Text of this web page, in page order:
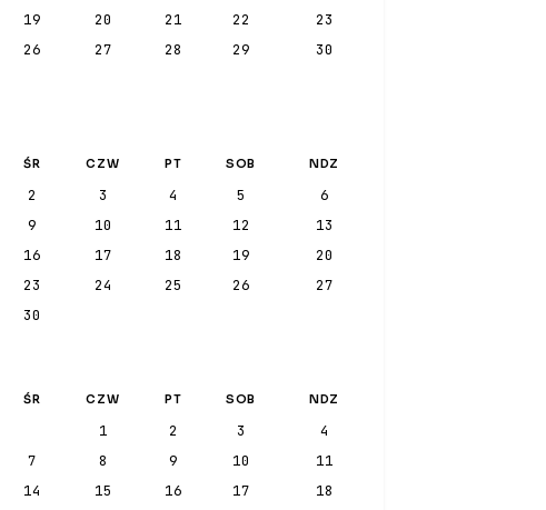
19 20 21 22
23
26 27 28 29
30
ŚR CZW PT SOB NDZ
2 3 4 5
6
9 10 11 12
13
16 17 18 19
20
23 24 25 26
27
30
ŚR CZW PT SOB NDZ
1 2 3
4
7 8 9 10
11
14 15 16 17
18